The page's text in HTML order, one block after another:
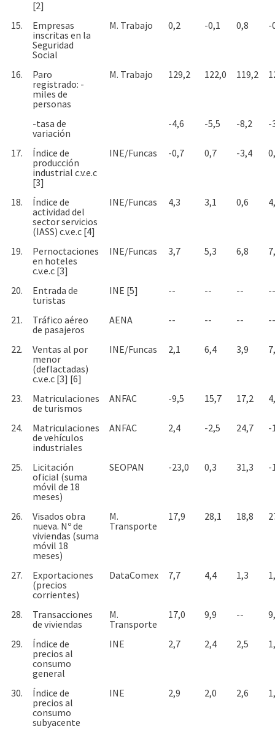
[2]
15.
Empresas
inscritas en la
Seguridad
Social
M. Trabajo 0,2 -0,1 0,8 -
16.
Paro
registrado: -
miles de
personas
M. Trabajo 129,2 122,0 119,2
-tasa de
variación
-4,6 -5,5 -8,2 -
17.
Índice de
producción
industrial c.v.e.c
[3]
INE/Funcas -0,7 0,7 -3,4
18.
Índice de
actividad del
sector servicios
(IASS) c.v.e.c [4]
INE/Funcas 4,3 3,1 0,6
19.
Pernoctaciones
en hoteles
c.v.e.c [3]
INE/Funcas 3,7 5,3 6,8
20.
Entrada de
turistas
INE [5] -- -- -- --
21.
Tráfico aéreo
de pasajeros
AENA -- -- -- --
22.
Ventas al por
menor
(deflactadas)
c.v.e.c [3] [6]
INE/Funcas 2,1 6,4 3,9
23.
Matriculaciones
de turismos
ANFAC -9,5 15,7 17,2
24.
Matriculaciones
de vehículos
industriales
ANFAC 2,4 -2,5 24,7 -
25.
Licitación
oficial (suma
móvil de 18
meses)
SEOPAN -23,0 0,3 31,3 -
26.
Visados obra
nueva. Nº de
viviendas (suma
móvil 18
meses)
M.
Transporte
17,9 28,1 18,8
27.
Exportaciones
(precios
corrientes)
DataComex 7,7 4,4 1,3
28.
Transacciones
de viviendas
M.
Transporte
17,0 9,9 --
29.
Índice de
precios al
consumo
general
INE 2,7 2,4 2,5
30.
Índice de
precios al
consumo
subyacente
INE 2,9 2,0 2,6